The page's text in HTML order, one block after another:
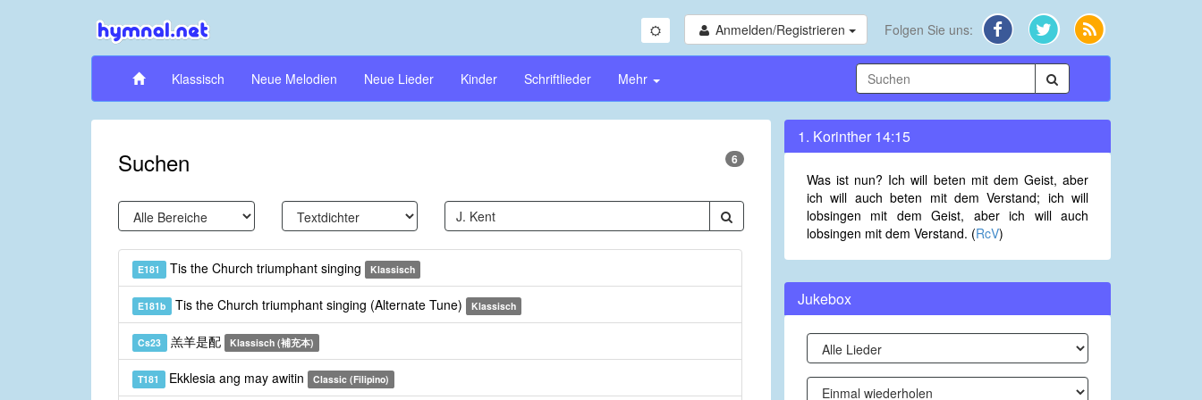
Anmelden/Registrieren Folgen Sie uns:
Klassisch Neue Melodien Neue Lieder Kinder Schriftlieder Mehr
Suchen 6
E181 Tis the Church triumphant singing Klassisch
E181b Tis the Church triumphant singing (Alternate Tune) Klassisch
Cs23 羔羊是配 Klassisch (補充本)
T181 Ekklesia ang may awitin Classic (Filipino)
1. Korinther 14:15
Was ist nun? Ich will beten mit dem Geist, aber
ich will auch beten mit dem Verstand; ich will
lobsingen mit dem Geist, aber ich will auch
lobsingen mit dem Verstand. (RcV)
Jukebox